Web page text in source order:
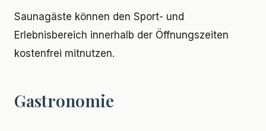
Saunagäste können den Sport- und
Erlebnisbereich innerhalb der Öffnungszeiten
kostenfrei mitnutzen.
Gastronomie